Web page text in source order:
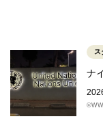
ス
ナ